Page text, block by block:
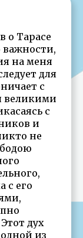
о Тарасе
важности,
на меня
для
с
великими
с
и
не
с его
дух
из